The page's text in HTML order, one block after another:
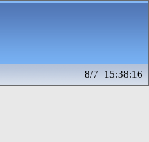
8/7 15:38:16